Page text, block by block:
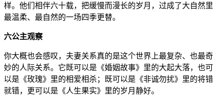
样。他们相伴六十载，把缓慢而漫长的岁月，过成了大自然里
最温柔、最自然的一场四季更替。
六公主观察
你大概也会感叹，夫妻关系真的是这个世界上最复杂、也最奇
妙的人际关系。它既可以是《婚姻故事》里的大起大落，也可
以是《玫瑰》里的相爱相杀；既可以是《非诚勿扰》里的将错
就错，更可以是《人生果实》里的岁月静好。